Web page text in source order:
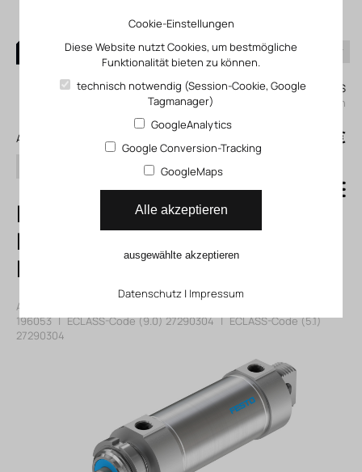
0
Mein KLEFINGHAUS
einloggen
Alle Produkte
Suchen
0,00 €
DSNU-63-80-
PPV-A
Rundzylinder
Artikelnummer: 11196053
196053 | ECLASS-Code (9.0)27290304 | ECLASS-Code (5.1)
27290304
Cookie-Einstellungen
Diese Website nutzt Cookies, um bestmögliche
Funktionalität bieten zu können.
technisch notwendig (Session-Cookie, Google
Tagmanager)
GoogleAnalytics
Google Conversion-Tracking
GoogleMaps
Alle akzeptieren
ausgewählte akzeptieren
Datenschutz | Impressum